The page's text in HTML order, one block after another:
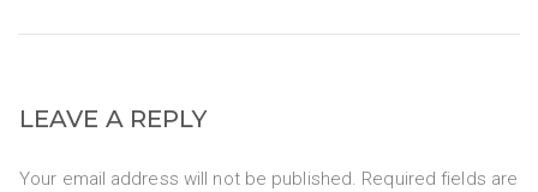
LEAVE A REPLY
Your email address will not be published. Required fields are